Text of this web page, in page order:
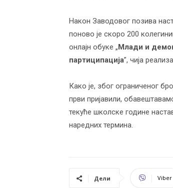
васпитања
Након Заводовог позива
поново је скоро 200
онлајн обуке „Млади и
партиципација”, чија
Како је, због ограниченог
први пријавили,
текуће школске године
наредних термина.
Дели Viber